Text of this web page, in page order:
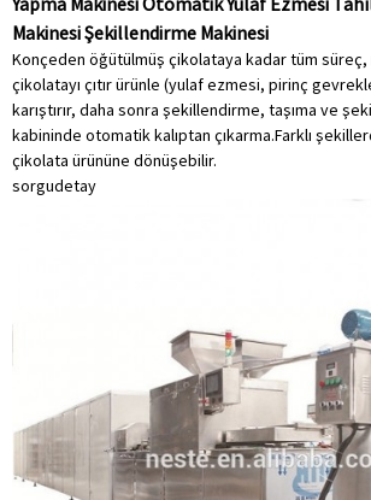
Makinesi Şekillendirme Makinesi
Konçeden öğütülmüş çikolataya kadar tüm süreç,
çikolatayı çıtır ürünle (yulaf ezmesi, pirinç
karıştırır, daha sonra şekillendirme, taşıma ve
kabininde otomatik kalıptan çıkarma.Farklı
çikolata ürününe dönüşebilir.
sorgudetay